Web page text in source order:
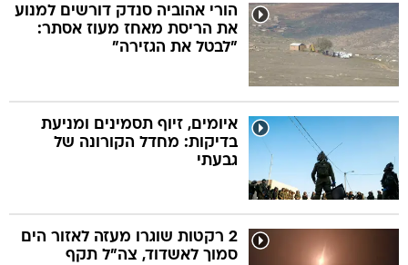
הורי אהוביה סנדק דורשים למנוע
את הריסת מאחז מעוז אסתר:
"לבטל את הגזירה"
איומים, זיוף תסמינים ומניעת
בדיקות: מחדל הקורונה של
גבעתי
2 רקטות שוגרו מעזה לאזור הים
סמוך לאשדוד, צה"ל תקף